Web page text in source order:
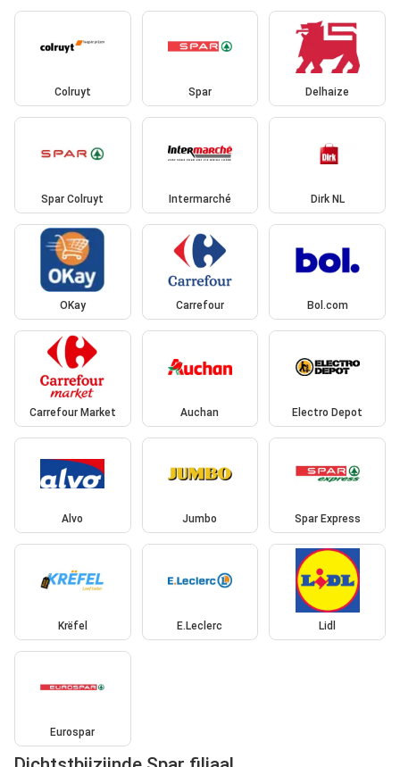
Colruyt Spar Delhaize
Spar Colruyt Intermarché Dirk NL
OKay Carrefour Bol.com
Carrefour Market Auchan Electro Depot
Alvo Jumbo Spar Express
Krëfel E.Leclerc Lidl
Eurospar